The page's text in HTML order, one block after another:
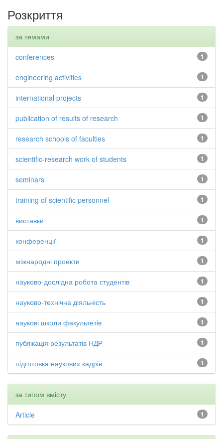
Розкриття
за темами
1
conferences
1
engineering activities
1
international projects
1
publication of results of research
1
research schools of faculties
1
scientific-research work of students
1
seminars
1
training of scientific personnel
1
виставки
1
конференції
1
міжнародні проекти
1
науково-дослідна робота студентів
1
науково-технічна діяльність
1
наукові школи факультетів
1
публікація результатів НДР
1
підготовка наукових кадрів
за типом вмісту
1
Article